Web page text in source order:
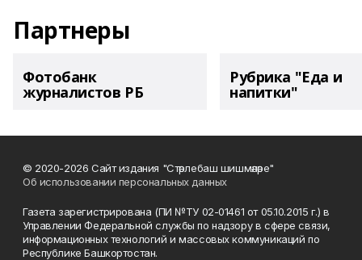
Партнеры
Фотобанк
журналистов РБ
Рубрика "Еда и
напитки"
© 2020-2026 Сайт издания "Стәрлебаш шишмәләре"
Об использовании персональных данных
Газета зарегистрирована (ПИ №ТУ 02-01461 от 05.10.2015 г.) в
Управлении Федеральной службы по надзору в сфере связи,
информационных технологий и массовых коммуникаций по
Республике Башкортостан.